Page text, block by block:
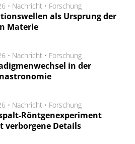
• Nachricht • Forschung
als Ursprung der
Materie
• Nachricht • Forschung
in der
• Nachricht • Forschung
Röntgenexperiment
verborgene Details